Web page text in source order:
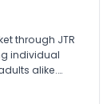
through JTR
individual
alike.